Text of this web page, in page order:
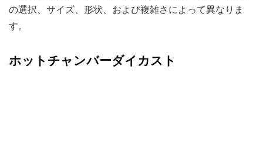
の選択、サイズ、形状、および複雑さによって異なりま
す。
ホットチャンバーダイカスト